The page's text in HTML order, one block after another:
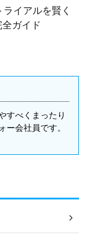
イアルを賢く
ガイド
すべくまったり
会社員です。